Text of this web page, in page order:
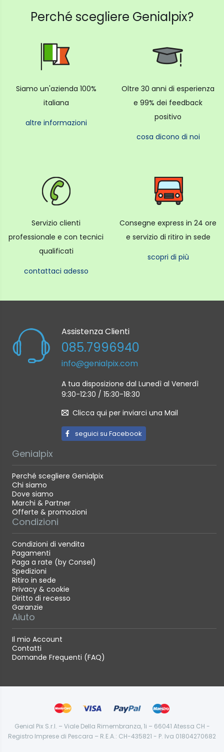
Perché scegliere Genialpix?
Siamo un'azienda 100%
italiana
altre informazioni
Oltre 30 anni di esperienza
e 99% dei feedback
positivo
cosa dicono di noi
Servizio clienti
professionale e con tecnici
qualificati
contattaci adesso
Consegne express in 24 ore
e servizio di ritiro in sede
scopri di più
Assistenza Clienti
085.7996940
info@genialpix.com
A tua disposizione dal Lunedì al Venerdì
9:30-12:30 / 15:30-18:30
Clicca qui per inviarci una Mail
seguici su Facebook
Genialpix
Perché scegliere Genialpix
Chi siamo
Dove siamo
Marchi & Partner
Offerte & promozioni
Condizioni
Condizioni di vendita
Pagamenti
Paga a rate (by Consel)
Spedizioni
Ritiro in sede
Privacy & cookie
Diritto di recesso
Garanzie
Aiuto
Il mio Account
Contatti
Domande Frequenti (FAQ)
Genial Pix S.r.l. – Viale Della Rimembranza, 1i – 66041 Atessa CH -
Registro Imprese di Pescara – R.E.A.: CH-435821 - P. Iva 01804270682